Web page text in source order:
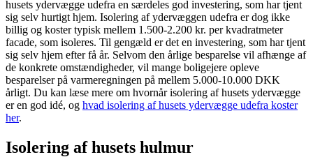
husets ydervægge udefra en særdeles god investering, som har tjent
sig selv hurtigt hjem. Isolering af ydervæggen udefra er dog ikke
billig og koster typisk mellem 1.500-2.200 kr. per kvadratmeter
facade, som isoleres. Til gengæld er det en investering, som har tjent
sig selv hjem efter få år. Selvom den årlige besparelse vil afhænge af
de konkrete omstændigheder, vil mange boligejere opleve
besparelser på varmeregningen på mellem 5.000-10.000 DKK
årligt. Du kan læse mere om hvornår isolering af husets ydervægge
er en god idé, og hvad isolering af husets ydervægge udefra koster
her.
Isolering af husets hulmur